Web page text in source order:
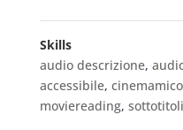
Skills
audio descrizione,
accessibile, cinemamico
moviereading, sottotitoli